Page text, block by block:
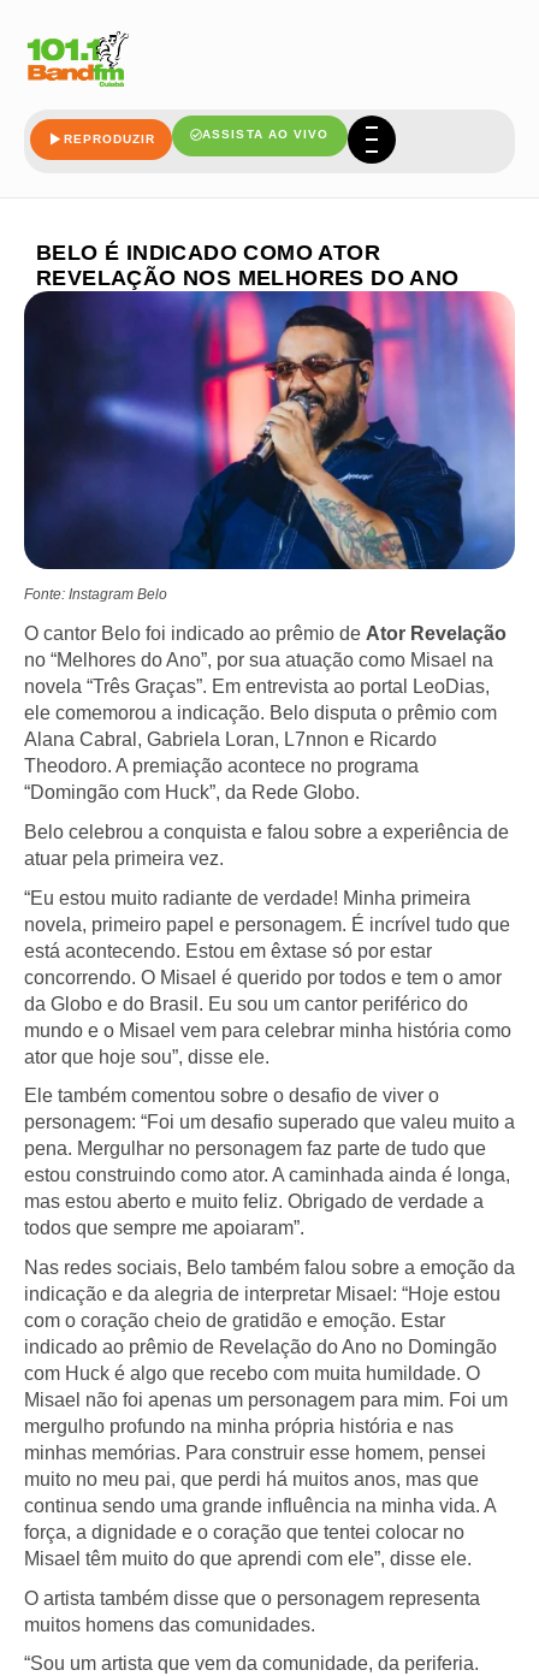
REPRODUZIR ASSISTA AO VIVO
BELO É INDICADO COMO ATOR
REVELAÇÃO NOS MELHORES DO ANO
Fonte: Instagram Belo
O cantor Belo foi indicado ao prêmio de Ator Revelação
no “Melhores do Ano”, por sua atuação como Misael na
novela “Três Graças”. Em entrevista ao portal LeoDias,
ele comemorou a indicação. Belo disputa o prêmio com
Alana Cabral, Gabriela Loran, L7nnon e Ricardo
Theodoro. A premiação acontece no programa
“Domingão com Huck”, da Rede Globo.
Belo celebrou a conquista e falou sobre a experiência de
atuar pela primeira vez.
“Eu estou muito radiante de verdade! Minha primeira
novela, primeiro papel e personagem. É incrível tudo que
está acontecendo. Estou em êxtase só por estar
concorrendo. O Misael é querido por todos e tem o amor
da Globo e do Brasil. Eu sou um cantor periférico do
mundo e o Misael vem para celebrar minha história como
ator que hoje sou”, disse ele.
Ele também comentou sobre o desafio de viver o
personagem: “Foi um desafio superado que valeu muito a
pena. Mergulhar no personagem faz parte de tudo que
estou construindo como ator. A caminhada ainda é longa,
mas estou aberto e muito feliz. Obrigado de verdade a
todos que sempre me apoiaram”.
Nas redes sociais, Belo também falou sobre a emoção da
indicação e da alegria de interpretar Misael: “Hoje estou
com o coração cheio de gratidão e emoção. Estar
indicado ao prêmio de Revelação do Ano no Domingão
com Huck é algo que recebo com muita humildade. O
Misael não foi apenas um personagem para mim. Foi um
mergulho profundo na minha própria história e nas
minhas memórias. Para construir esse homem, pensei
muito no meu pai, que perdi há muitos anos, mas que
continua sendo uma grande influência na minha vida. A
força, a dignidade e o coração que tentei colocar no
Misael têm muito do que aprendi com ele”, disse ele.
O artista também disse que o personagem representa
muitos homens das comunidades.
“Sou um artista que vem da comunidade, da periferia.